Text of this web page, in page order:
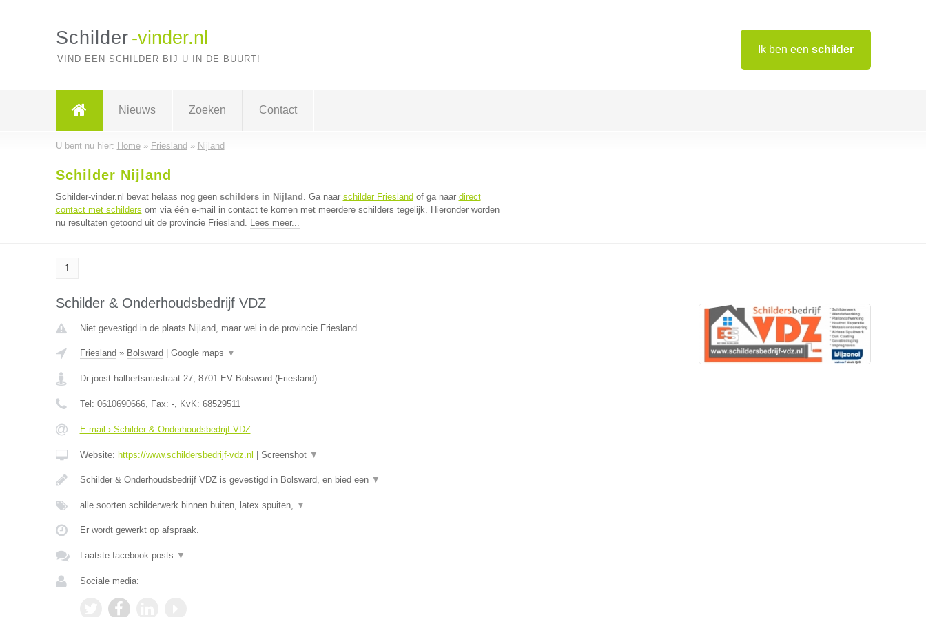
Ik ben een schilder
Schilder -vinder.nl
VIND EEN SCHILDER BIJ U IN DE BUURT!
Nieuws Zoeken Contact
U bent nu hier: Home» Friesland » Nijland
Schilder Nijland
Schilder-vinder.nl bevat helaas nog geen schilders in Nijland . Ga naar schilder Friesland of ga naar direct
contact met schilders om via één e-mail in contact te komen met meerdere schilders tegelijk. Hieronder worden
nu resultaten getoond uit de provincie Friesland. Lees meer...
1
Schilder & Onderhoudsbedrijf VDZ
Niet gevestigd in de plaats Nijland, maar wel in de provincie Friesland.
Friesland » Bolsward Google maps ▼
Dr joost halbertsmastraat 27, 8701 EV Bolsward (Friesland)
Tel: 0610690666, Fax: -, KvK: 68529511
E-mail › Schilder & Onderhoudsbedrijf VDZ
Website: https://www.schildersbedrijf-vdz.nl Screenshot ▼
Schilder & Onderhoudsbedrijf VDZ is gevestigd in Bolsward, en bied een ▼
alle soorten schilderwerk binnen buiten, latex spuiten, ▼
Er wordt gewerkt op afspraak.
Laatste facebook posts ▼
Sociale media: